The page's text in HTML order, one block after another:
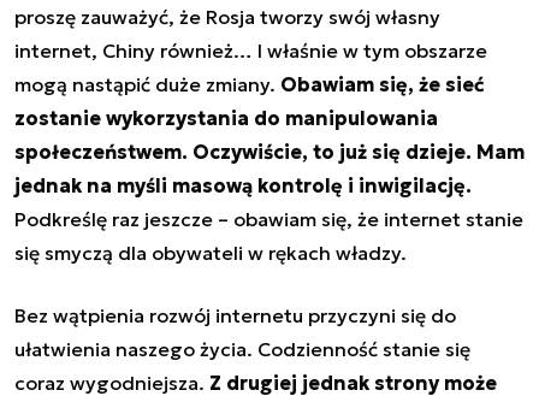
proszę zauważyć, że Rosja tworzy swój własny
internet, Chiny również… I właśnie w tym obszarze
mogą nastąpić duże zmiany. Obawiam się, że sieć
zostanie wykorzystania do manipulowania
społeczeństwem. Oczywiście, to już się dzieje. Mam
jednak na myśli masową kontrolę i inwigilację.
Podkreślę raz jeszcze – obawiam się, że internet stanie
się smyczą dla obywateli w rękach władzy.
Bez wątpienia rozwój internetu przyczyni się do
ułatwienia naszego życia. Codzienność stanie się
coraz wygodniejsza. Z drugiej jednak strony może